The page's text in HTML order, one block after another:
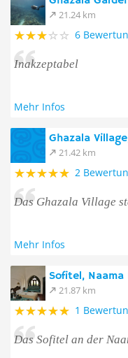
21.24 km
6
Inakzeptabel
Mehr Infos
Ghazala
21.42 km
2
Das Ghazala Village
Mehr Infos
Sofitel, Naama
21.87 km
1
Das Sofitel an der